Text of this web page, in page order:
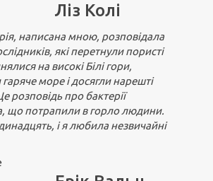
Ліз Колі
написана мною, розповідала
які перетнули пористі
на високі Білі гори,
море і досягли нарешті
розповідь про бактерії
що потрапили в горло людини.
і я любила незвичайні